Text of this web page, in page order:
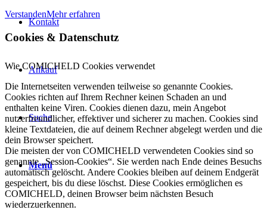
Kontakt
Ankauf
Suche
Menü
VerstandenMehr erfahren
Cookies & Datenschutz
Wie COMICHELD Cookies verwendet
Die Internetseiten verwenden teilweise so genannte Cookies.
Cookies richten auf Ihrem Rechner keinen Schaden an und
enthalten keine Viren. Cookies dienen dazu, mein Angebot
nutzerfreundlicher, effektiver und sicherer zu machen. Cookies sind
kleine Textdateien, die auf deinem Rechner abgelegt werden und die
dein Browser speichert.
Die meisten der von COMICHELD verwendeten Cookies sind so
genannte „Session-Cookies“. Sie werden nach Ende deines Besuchs
automatisch gelöscht. Andere Cookies bleiben auf deinem Endgerät
gespeichert, bis du diese löschst. Diese Cookies ermöglichen es
COMICHELD, deinen Browser beim nächsten Besuch
wiederzuerkennen.